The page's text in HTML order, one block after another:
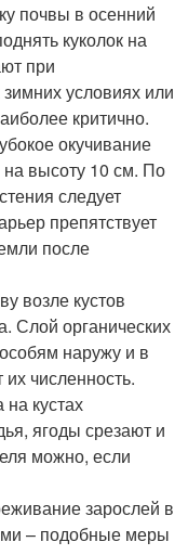
почвы в осенний
куколок на
при
условиях или
критично.
окучивание
высоту 10 см. По
следует
препятствует
после
возле кустов
Слой органических
наружу и в
численность.
на кустах
ягоды срезают и
можно, если
зарослей в
– подобные меры